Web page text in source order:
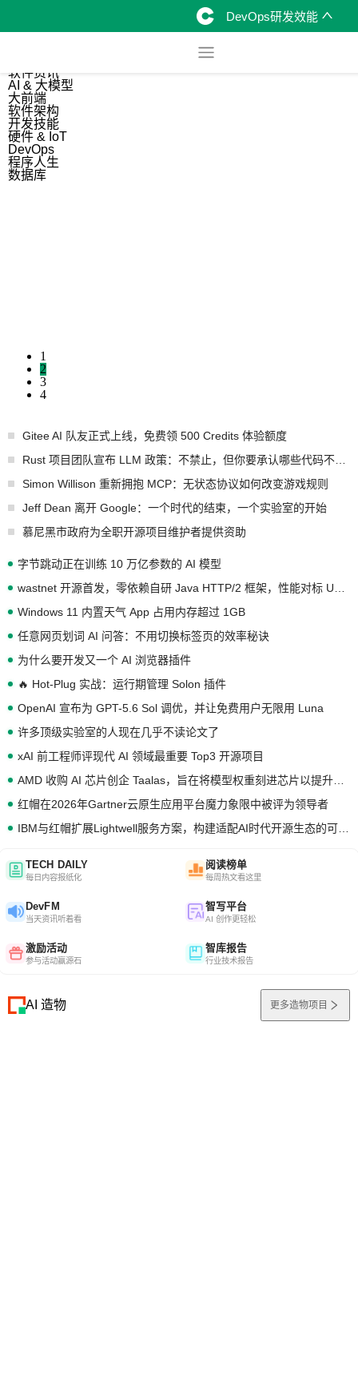
DevOps研发效能
软件资讯
AI & 大模型
大前端
软件架构
开发技能
硬件 & IoT
DevOps
程序人生
数据库
1
2
3
4
Gitee AI 队友正式上线，免费领 500 Credits 体验额度
Simon Willison 重新拥抱 MCP：无状态协议如何改变游戏规则
Jeff Dean 离开 Google：一个时代的结束，一个实验室的开始
慕尼黑市政府为全职开源项目维护者提供资助
字节跳动正在训练 10 万亿参数的 AI 模型
Windows 11 内置天气 App 占用内存超过 1GB
任意网页划词 AI 问答：不用切换标签页的效率秘诀
为什么要开发又一个 AI 浏览器插件
🔥 Hot-Plug 实战：运行期管理 Solon 插件
OpenAI 宣布为 GPT-5.6 Sol 调优，并让免费用户无限用 Luna
许多顶级实验室的人现在几乎不读论文了
xAI 前工程师评现代 AI 领域最重要 Top3 开源项目
红帽在2026年Gartner云原生应用平台魔力象限中被评为领导者
TECH DAILY
每日内容报纸化
阅读榜单
每周热文看这里
DevFM
当天资讯听着看
智写平台
AI 创作更轻松
激励活动
参与活动赢源石
智库报告
行业技术报告
AI 造物 更多造物项目